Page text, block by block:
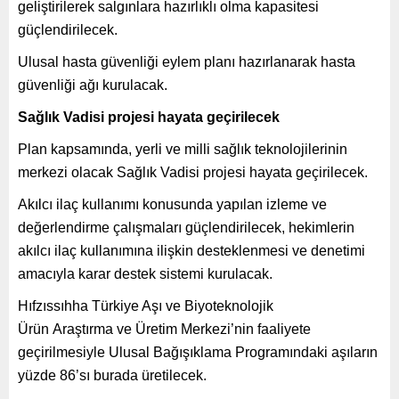
geliştirilerek salgınlara hazırlıklı olma kapasitesi
güçlendirilecek.
Ulusal hasta güvenliği eylem planı hazırlanarak hasta
güvenliği ağı kurulacak.
Sağlık Vadisi projesi hayata geçirilecek
Plan kapsamında, yerli ve milli sağlık teknolojilerinin
merkezi olacak Sağlık Vadisi projesi hayata geçirilecek.
Akılcı ilaç kullanımı konusunda yapılan izleme ve
değerlendirme çalışmaları güçlendirilecek, hekimlerin
akılcı ilaç kullanımına ilişkin desteklenmesi ve denetimi
amacıyla karar destek sistemi kurulacak.
Hıfzıssıhha Türkiye Aşı ve Biyoteknolojik
Ürün Araştırma ve Üretim Merkezi’nin faaliyete
geçirilmesiyle Ulusal Bağışıklama Programındaki aşıların
yüzde 86’sı burada üretilecek.